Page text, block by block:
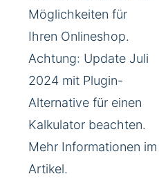
Möglichkeiten für
Ihren Onlineshop.
Achtung: Update Juli
2024 mit Plugin-
Alternative für einen
Kalkulator beachten.
Mehr Informationen im
Artikel.